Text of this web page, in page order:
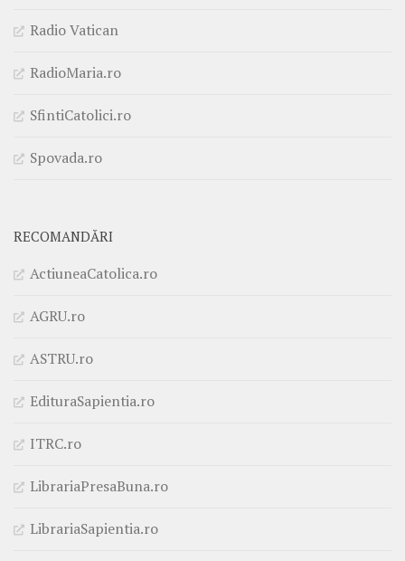
Radio Vatican
RadioMaria.ro
SfintiCatolici.ro
Spovada.ro
RECOMANDĂRI
ActiuneaCatolica.ro
AGRU.ro
ASTRU.ro
EdituraSapientia.ro
ITRC.ro
LibrariaPresaBuna.ro
LibrariaSapientia.ro